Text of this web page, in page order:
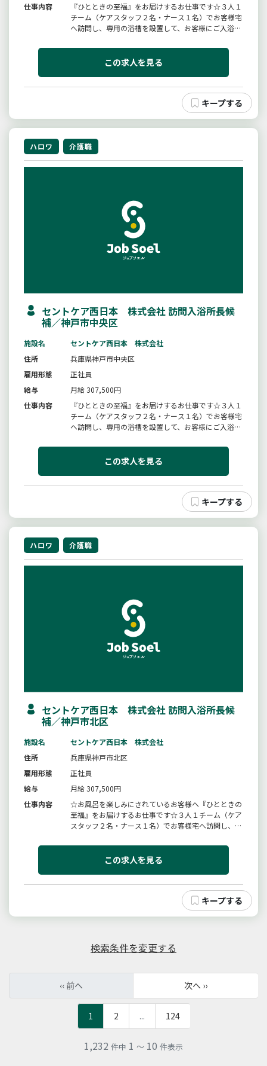
仕事内容
『ひとときの至福』をお届けするお仕事です☆３人１
チーム（ケアスタッフ２名・ナース１名）でお客様宅
へ訪問し、専用の浴槽を設置して、お客様にご入浴し
の搬出入・洗髪・洗身◆１日の訪問件数：６〜７件業
務の変更範囲：会社の定める範囲
この求人を見る
ハロワ 介護職
セントケア西日本 株式会社 訪問入浴所長候
補／神戸市中央区
施設名
セントケア西日本 株式会社
住所
兵庫県神戸市中央区
雇用形態
正社員
給与
月給 307,500円
仕事内容
『ひとときの至福』をお届けするお仕事です☆３人１
チーム（ケアスタッフ２名・ナース１名）でお客様宅
へ訪問し、専用の浴槽を設置して、お客様にご入浴し
の搬出入・洗髪・洗身◆１日の訪問件数：６〜７件業
務の変更範囲：会社の定める範囲
この求人を見る
ハロワ 介護職
セントケア西日本 株式会社 訪問入浴所長候
補／神戸市北区
施設名
セントケア西日本 株式会社
住所
兵庫県神戸市北区
雇用形態
正社員
給与
月給 307,500円
仕事内容
☆お風呂を楽しみにされているお客様へ『ひとときの
至福』をお届けするお仕事です☆３人１チーム（ケア
スタッフ２名・ナース１名）でお客様宅へ訪問し、専
す。◆ケアスタッフとしてのお仕事機材の搬出入・洗
髪・洗身◆１日の訪問件数：６〜７件変更範囲：会社
この求人を見る
検索条件を変更する
‹‹ 前へ 次へ ››
1 2 ... 124
1,232 件中 1 ～ 10 件表示